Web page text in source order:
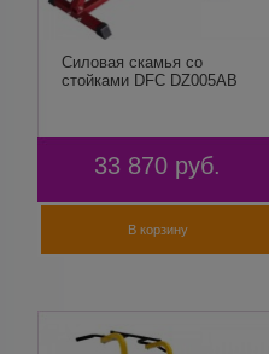
Силовая скамья со
стойками DFC DZ005AB
33 870 руб.
В корзину